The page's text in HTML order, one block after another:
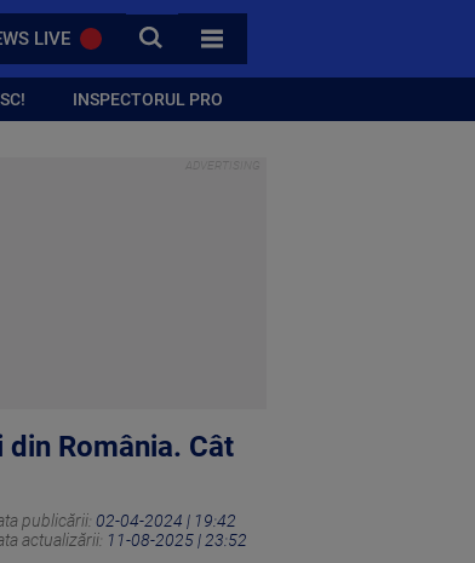
LIVE CAUTA
TOATE CATEGORIILE
INSPECTORUL PRO
România. Cât
publicării: 02-04-2024 | 19:42
actualizării: 11-08-2025 | 23:52